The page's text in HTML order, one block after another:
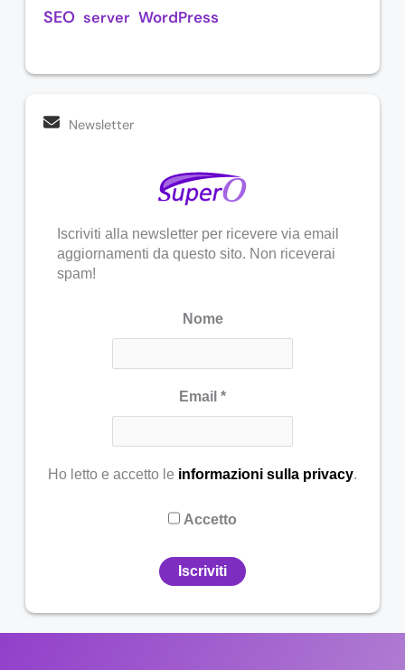
SEO server WordPress
Newsletter
Iscriviti alla newsletter per ricevere via email
aggiornamenti da questo sito. Non riceverai
spam!
Nome
Email *
Ho letto e accetto le informazioni sulla privacy.
Accetto